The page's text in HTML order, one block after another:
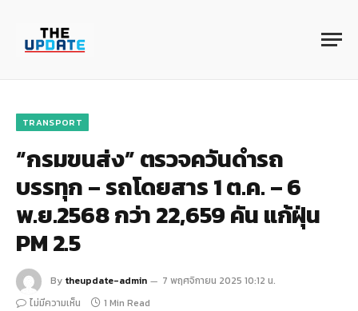
TRANSPORT
“กรมขนส่ง” ตรวจควันดำรถ
บรรทุก – รถโดยสาร 1 ต.ค. – 6
พ.ย.2568 กว่า 22,659 คัน แก้ฝุ่น
PM 2.5
By theupdate-admin
7 พฤศจิกายน 2025 10:12 น.
ไม่มีความเห็น
1 Min Read